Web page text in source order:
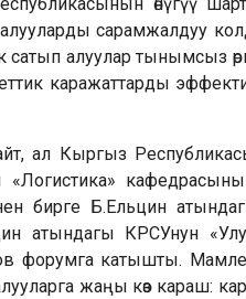
өнүгүү
сарамжалдуу
алуулар тынымсыз
каражаттарды
ал Кыргыз
бирге Б.Ельцин
атындагы КРСУнун
форумга катышты.
жаңы көз караш: